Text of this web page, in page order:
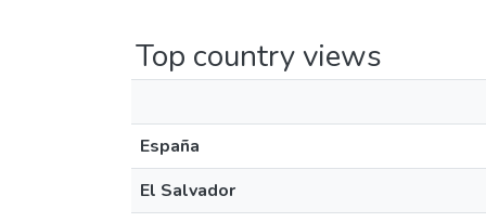
Top country views
España
El Salvador